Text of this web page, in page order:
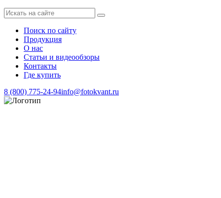
Поиск по сайту
Продукция
О нас
Статьи и видеообзоры
Контакты
Где купить
8 (800) 775-24-94info@fotokvant.ru